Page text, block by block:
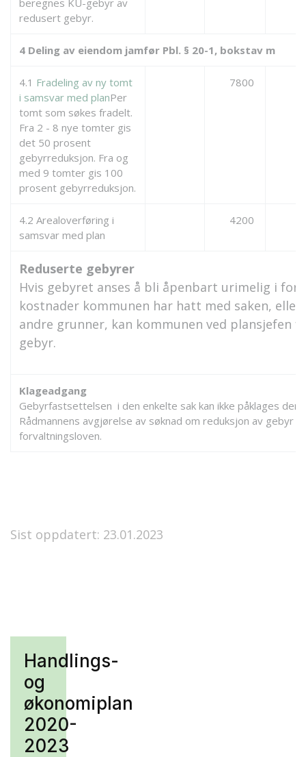
Handlings-
og
økonomiplan
2020-
2023
beregnes KU-gebyr av
redusert gebyr.
4 Deling av eiendom jamfør Pbl. § 20-1, bokstav m
4.1 Fradeling av ny tomt
i samsvar med planPer
tomt som søkes fradelt.
Fra 2 - 8 nye tomter gis
det 50 prosent
gebyrreduksjon. Fra og
med 9 tomter gis 100
prosent gebyrreduksjon.
7800
4.2 Arealoverføring i
samsvar med plan
4200
Reduserte gebyrer
Hvis gebyret anses å bli åpenbart urimelig i
kostnader kommunen har hatt med saken, eller
andre grunner, kan kommunen ved plansjefen
gebyr.
Klageadgang
Gebyrfastsettelsen i den enkelte sak kan ikke påklages der
Rådmannens avgjørelse av søknad om reduksjon av gebyr
forvaltningsloven.
Sist oppdatert: 23.01.2023